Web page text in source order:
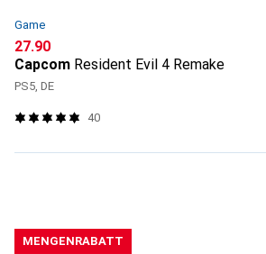
Game
CHF
27.90
Capcom Resident Evil 4 Remake
PS5, DE
40
MENGENRABATT